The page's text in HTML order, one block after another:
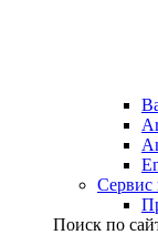
Сервис
Поиск по